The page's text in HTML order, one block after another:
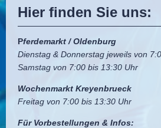
Hier finden Sie uns:
Pferdemarkt / Oldenburg
Dienstag & Donnerstag jeweils von
Samstag von 7:00 bis 13:30 Uhr
Wochenmarkt Kreyenbrueck
Freitag von 7:00 bis 13:30 Uhr
Für Vorbestellungen & Infos: